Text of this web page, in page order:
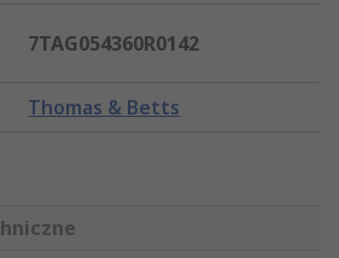
7TAG054360R0142
Thomas & Betts